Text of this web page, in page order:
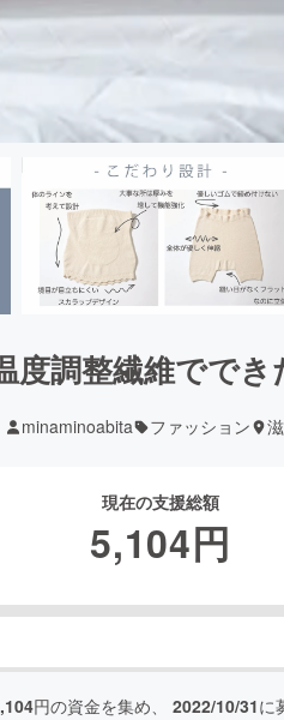
度調整繊維でで
minaminoabita ファッション
現在の支援総額
5,104円
円の資金を集め、 2022/10/31に